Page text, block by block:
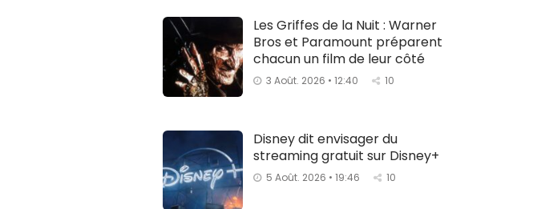
Les Griffes de la Nuit : Warner
Bros et Paramount préparent
chacun un film de leur côté
3 Août. 2026 • 12:40 10
Disney dit envisager du
streaming gratuit sur Disney+
5 Août. 2026 • 19:46 10